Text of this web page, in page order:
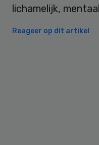
lichamelijk,
Reageer op dit artikel